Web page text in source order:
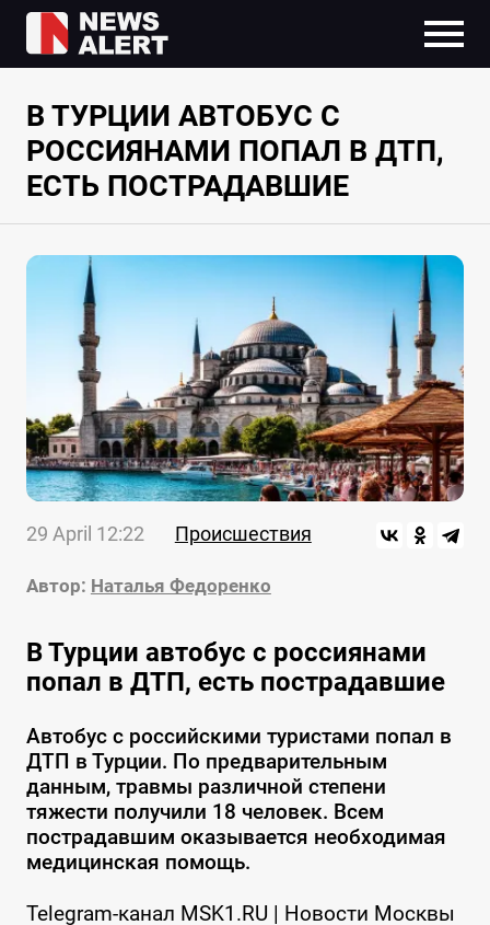
В ТУРЦИИ АВТОБУС С
РОССИЯНАМИ ПОПАЛ В ДТП,
ЕСТЬ ПОСТРАДАВШИЕ
29 April 12:22 Происшествия
Автор: Наталья Федоренко
В Турции автобус с россиянами
попал в ДТП, есть пострадавшие
Автобус с российскими туристами попал в
ДТП в Турции. По предварительным
данным, травмы различной степени
тяжести получили 18 человек. Всем
пострадавшим оказывается необходимая
медицинская помощь.
Telegram-канал MSK1.RU | Новости Москвы